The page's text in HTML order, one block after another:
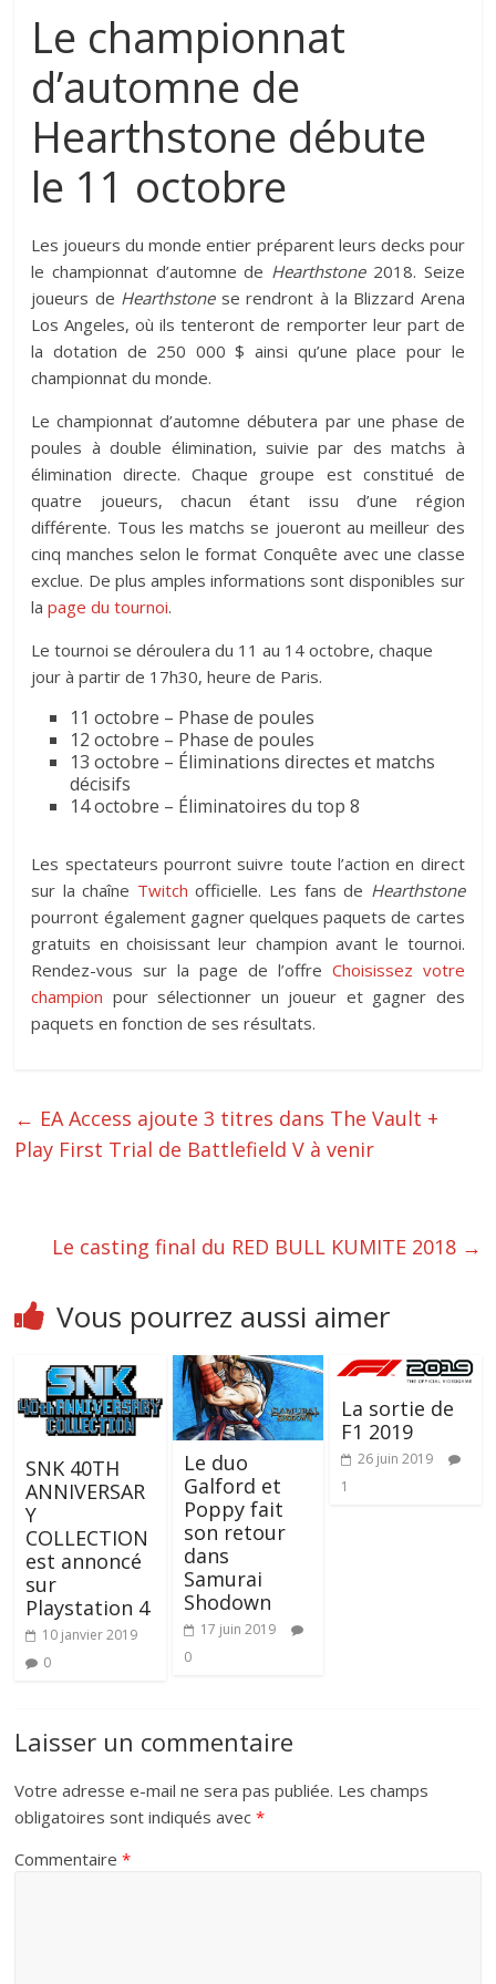
Le championnat
d’automne de
Hearthstone débute
le 11 octobre
Les joueurs du monde entier préparent leurs decks pour
le championnat d’automne de Hearthstone2018. Seize
joueurs de Hearthstonese rendront à la Blizzard Arena
Los Angeles, où ils tenteront de remporter leur part de
la dotation de 250 000 $ ainsi qu’une place pour le
championnat du monde.
Le championnat d’automne débutera par une phase de
poules à double élimination, suivie par des matchs à
élimination directe. Chaque groupe est constitué de
quatre joueurs, chacun étant issu d’une région
différente. Tous les matchs se joueront au meilleur des
cinq manches selon le format Conquête avec une classe
exclue. De plus amples informations sont disponibles sur
lapage du tournoi.
Le tournoi se déroulera du 11 au 14 octobre, chaque
jour à partir de 17h30, heure de Paris.
11 octobre – Phase de poules
12 octobre – Phase de poules
13 octobre – Éliminations directes et matchs
décisifs
14 octobre – Éliminatoires du top 8
Les spectateurs pourront suivre toute l’action en direct
sur la chaîne Twitch officielle. Les fans de Hearthstone
pourront également gagner quelques paquets de cartes
gratuits en choisissant leur champion avant le tournoi.
Rendez-vous sur la page de l’offre Choisissez votre
champion pour sélectionner un joueur et gagner des
paquets en fonction de ses résultats.
← EA Access ajoute 3 titres dans The Vault +
Play First Trial de Battlefield V à venir
Le casting final du RED BULL KUMITE 2018 →
Vous pourrez aussi aimer
SNK 40TH
ANNIVERSAR
Y
COLLECTION
est annoncé
sur
Playstation 4
10 janvier 2019
0
Le duo
Galford et
Poppy fait
son retour
dans
Samurai
Shodown
17 juin 2019
0
La sortie de
F1 2019
26 juin 2019
1
Laisser un commentaire
Votre adresse e-mail ne sera pas publiée. Les champs
obligatoires sont indiqués avec*
Commentaire*